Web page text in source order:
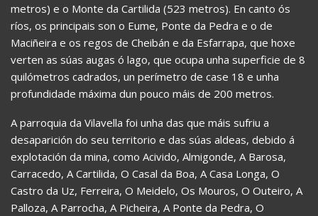
metros) e o Monte da Cartilida (523 metros). En canto ós
ríos, os principais son o Eume, Ponte da Pedra e o de
Maciñeira e os regos de Cheibán e da Esfarrapa, que hoxe
verten as súas augas ó lago, que ocupa unha superficie de 8
quilómetros cadrados, un perímetro de case 18 e unha
profundidade máxima dun pouco máis de 200 metros.
A parroquia da Vilavella foi unha das que máis sufriu a
desaparición do seu territorio e das súas aldeas, debido á
explotación da mina, como Acivido, Almigonde, A Barosa,
Carracedo, A Cartilida, O Casal da Boa, A Casa Longa, O
Castro da Uz, Ferreira, O Meidelo, Os Mouros, O Outeiro, A
Palloza, A Parrocha, A Picheira, A Ponte da Pedra, O